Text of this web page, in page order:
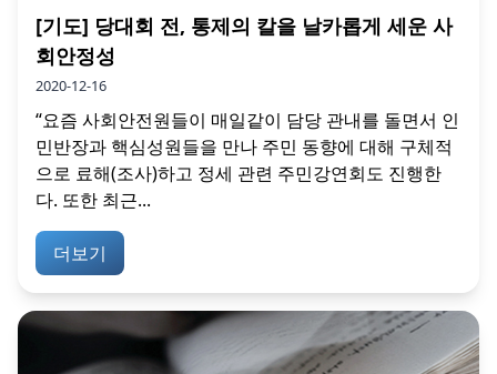
[기도] 당대회 전, 통제의 칼을 날카롭게 세운 사
회안정성
2020-12-16
“요즘 사회안전원들이 매일같이 담당 관내를 돌면서 인
민반장과 핵심성원들을 만나 주민 동향에 대해 구체적
으로 료해(조사)하고 정세 관련 주민강연회도 진행한
다. 또한 최근...
더보기